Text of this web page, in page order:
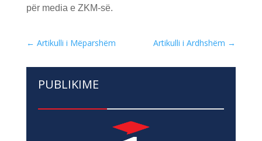
për media e ZKM-së.
← Artikulli i Mëparshëm Artikulli i Ardhshëm →
PUBLIKIME